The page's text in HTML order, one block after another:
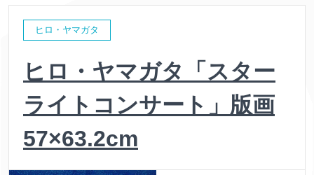
ヒロ・ヤマガタ
ヒロ・ヤマガタ「スター
ライトコンサート」版画
57×63.2cm